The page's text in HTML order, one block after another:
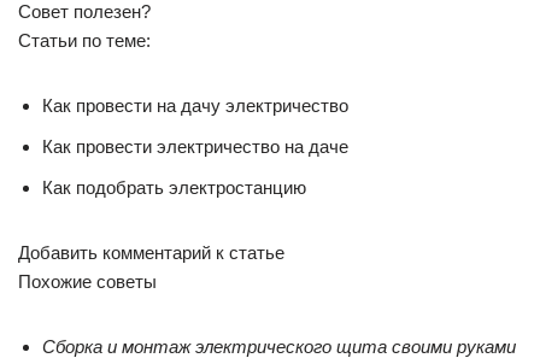
Совет полезен?
Статьи по теме:
Как провести на дачу электричество
Как провести электричество на даче
Как подобрать электростанцию
Добавить комментарий к статье
Похожие советы
Сборка и монтаж электрического щита своими руками